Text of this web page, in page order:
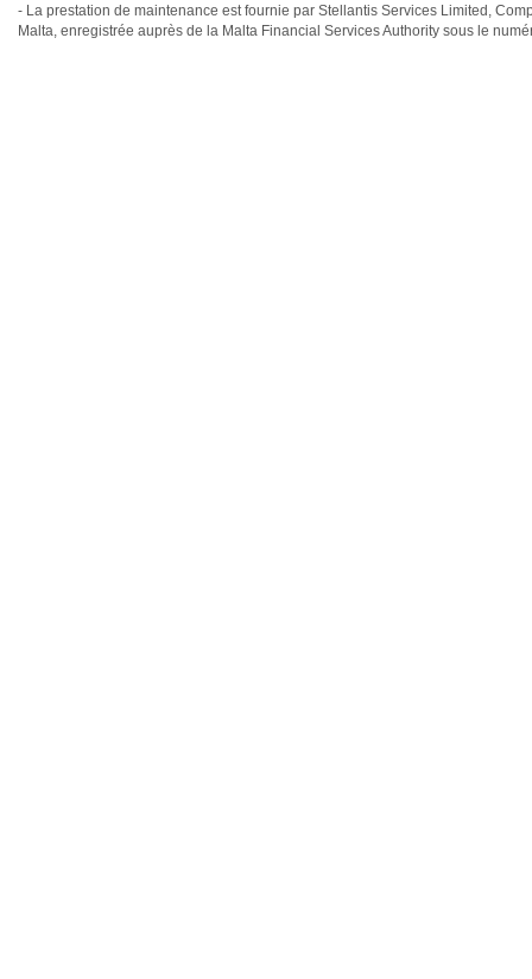
- La prestation de maintenance est fournie par Stellantis Services Limited,
Malta, enregistrée auprès de la Malta Financial Services Authority sous le